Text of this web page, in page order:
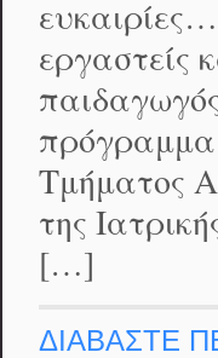
εργαστείς
Τμήματος
της
[…]
ΔΙΑΒΑΣΤΕ